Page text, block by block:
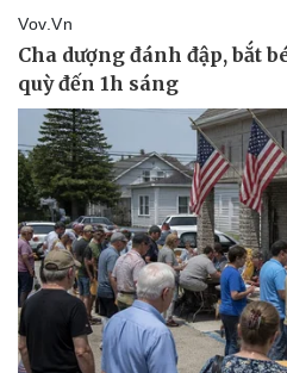
Thông tin doanh nghiệp
Doanh nghiệp 24h
Doanh nhân
Vì cộng đồng